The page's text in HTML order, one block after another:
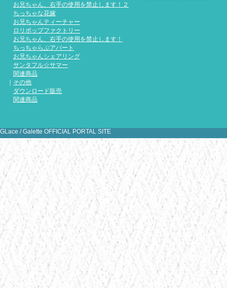
お兄ちゃん、右手の使用を禁止します！２
ちっちゃな花嫁
お兄ちゃんティーチャー
ロリポップファクトリー
お兄ちゃん、右手の使用を禁止します！
ちっちゃらぶアパート
お兄ちゃんシェアリング
サンタフル☆サマー
関連商品
その他
ダウンロード販売
関連商品
GLace / Galette OFFICIAL PORTAL SITE